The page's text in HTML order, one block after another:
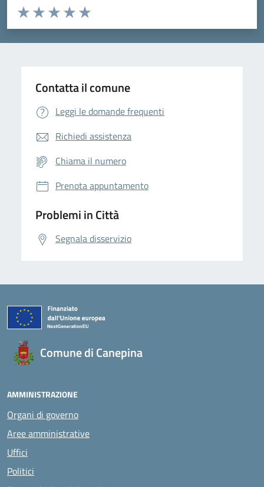
Domanda
Valuta da 1 a 5 stelle la pagina
Valuta 5 stelle su 5
Valuta 4 stelle su 5
Valuta 3 stelle su 5
Valuta 2 stelle su 5
Valuta 1 stelle su 5
Contatta il comune
Leggi le domande frequenti
Richiedi assistenza
Chiama il numero
Prenota appuntamento
Problemi in Città
Segnala disservizio
Comune di Canepina
AMMINISTRAZIONE
Organi di governo
Aree amministrative
Uffici
Politici